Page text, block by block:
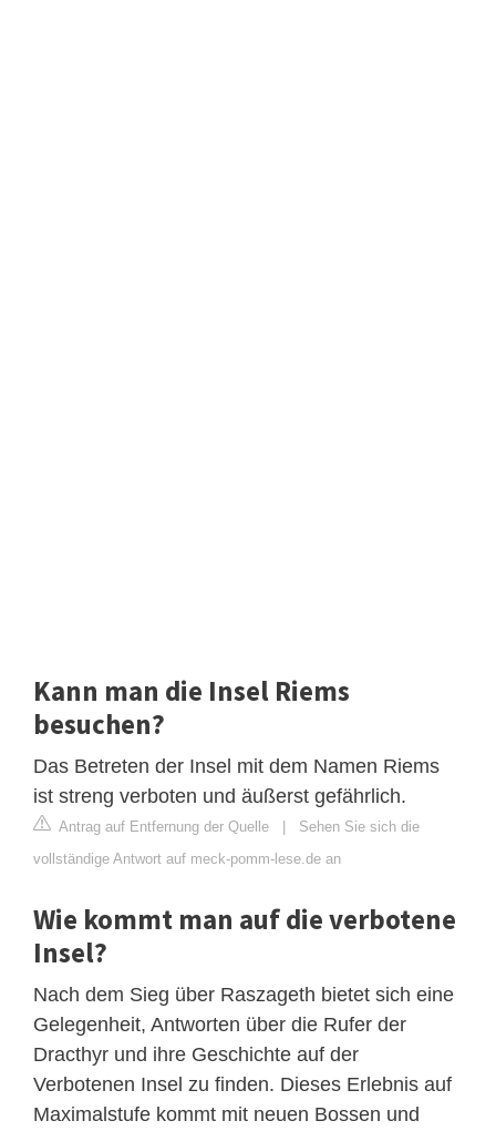
Kann man die Insel Riems
besuchen?
Das Betreten der Insel mit dem Namen Riems
ist streng verboten und äußerst gefährlich.
Antrag auf Entfernung der Quelle | Sehen Sie sich die
vollständige Antwort auf meck-pomm-lese.de an
Wie kommt man auf die verbotene
Insel?
Nach dem Sieg über Raszageth bietet sich eine
Gelegenheit, Antworten über die Rufer der
Dracthyr und ihre Geschichte auf der
Verbotenen Insel zu finden. Dieses Erlebnis auf
Maximalstufe kommt mit neuen Bossen und